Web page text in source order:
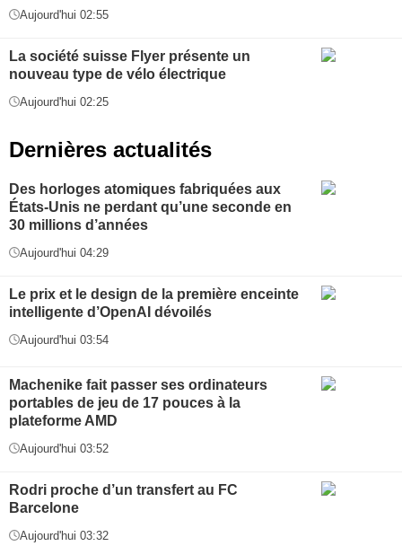
Aujourd'hui 02:55
La société suisse Flyer présente un
nouveau type de vélo électrique
Aujourd'hui 02:25
Dernières actualités
Des horloges atomiques fabriquées aux
États-Unis ne perdant qu’une seconde en
30 millions d’années
Aujourd'hui 04:29
Le prix et le design de la première enceinte
intelligente d’OpenAI dévoilés
Aujourd'hui 03:54
Machenike fait passer ses ordinateurs
portables de jeu de 17 pouces à la
plateforme AMD
Aujourd'hui 03:52
Rodri proche d’un transfert au FC
Barcelone
Aujourd'hui 03:32